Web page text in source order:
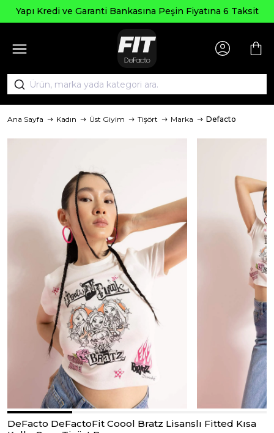
Yapı Kredi ve Garanti Bankasına Peşin Fiyatına 6 Taksit
Ana Sayfa Kadın Üst Giyim Tişört Marka Defacto
DeFacto DeFactoFit Coool Bratz Lisanslı Fitted Kısa